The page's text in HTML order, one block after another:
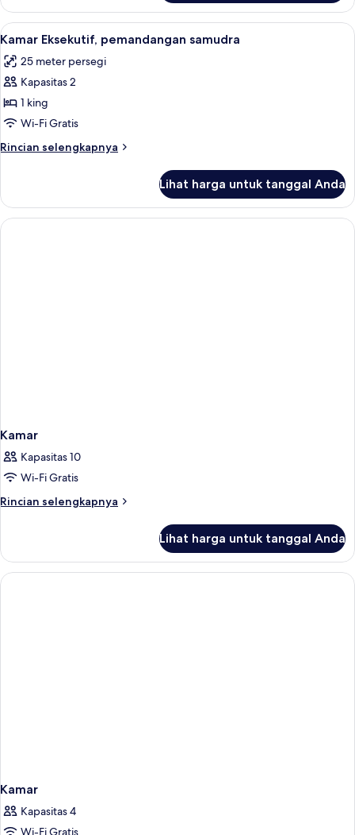
Kamar
Premier,
pemandangan
Lihat
semua
foto
untuk
Kamar
Eksekutif,
pemandangan
samudra
Kamar Eksekutif, pemandangan
6
Kamar Eksekutif, pemandangan samudra
25 meter persegi
Kapasitas 2
1 king
Wi-Fi Gratis
Rincian selengkapnya
Rincian
Kamar
Eksekutif,
pemandangan
Lihat harga untuk tanggal Anda
Kamar
Kapasitas 10
Wi-Fi Gratis
Rincian selengkapnya
Rincian
Kamar
Lihat harga untuk tanggal Anda
Kamar
Kapasitas 4
Wi-Fi Gratis